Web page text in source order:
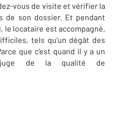
vous de visite et vérifier la
de son dossier. Et pendant
le locataire est accompagné,
tels qu’un dégât des
que c’est quand il y a un
juge de la qualité de